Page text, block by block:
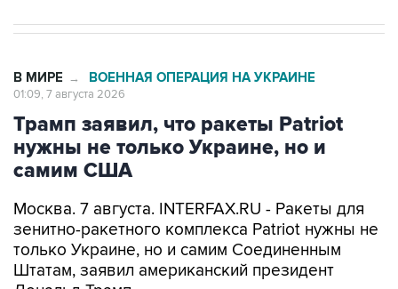
Трамп заявил, что ракеты Patriot
нужны не только Украине, но и
самим США
Москва. 7 августа. INTERFAX.RU - Ракеты для
только Украине, но и самим Соединенным
Штатам, заявил американский президент
Дональд Трамп.